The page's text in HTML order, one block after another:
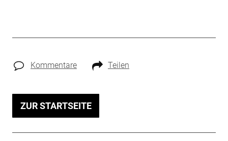
Kommentare Teilen
ZUR STARTSEITE